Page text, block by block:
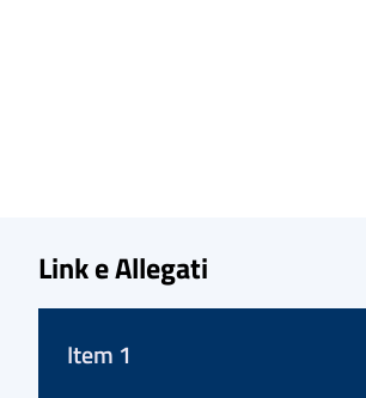
Link e Allegati
Item 1